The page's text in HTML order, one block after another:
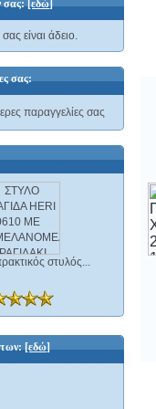
σας:[εδώ]
είναι άδειο.
σας:
παραγγελίες σας
στυλός...
[εδώ]